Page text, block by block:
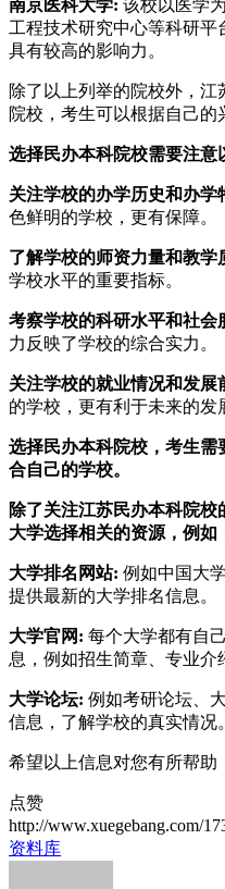
南京医科大学: 该校以医学
工程技术研究中心等科研
具有较高的影响力。
除了以上列举的院校外，
院校，考生可以根据自己的
选择民办本科院校需要注意
关注学校的办学历史和办学
色鲜明的学校，更有保障。
了解学校的师资力量和教学
学校水平的重要指标。
考察学校的科研水平和社会
力反映了学校的综合实力。
关注学校的就业情况和发展
的学校，更有利于未来的发
选择民办本科院校，考生
合自己的学校。
除了关注江苏民办本科院
大学选择相关的资源，例如
大学排名网站: 例如中国大
提供最新的大学排名信息。
大学官网: 每个大学都有自
息，例如招生简章、专业介
大学论坛: 例如考研论坛、
信息，了解学校的真实情况。
希望以上信息对您有所帮助
点赞
http://www.xuegebang.com/
资料库